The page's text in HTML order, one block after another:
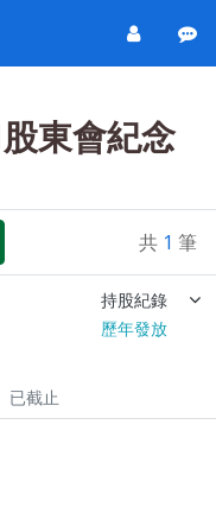
東會紀念
共 1 筆
持股紀錄
歷年發放
已截止